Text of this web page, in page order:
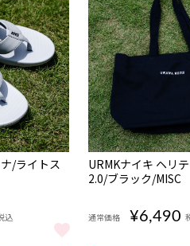
/ライトス
込
/ライトスモークグレー をもっと見る
NEW
URMKナイキ ヘリ
2.0/ブラック/MISC
通常価格 ¥6,490
URMKナイキ ヘリ